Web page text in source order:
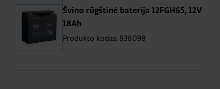
Švino rūgštinė baterija 12FGH65, 12V
18Ah
Produkto kodas: 938098